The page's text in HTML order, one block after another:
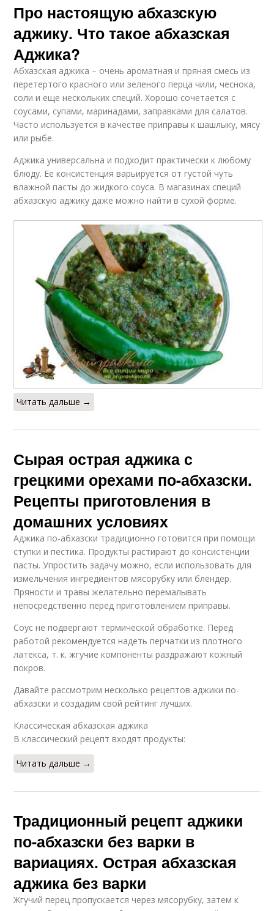
Про настоящую абхазскую
аджику. Что такое абхазская
Аджика?
Абхазская аджика – очень ароматная и пряная смесь из
перетертого красного или зеленого перца чили, чеснока,
соли и еще нескольких специй. Хорошо сочетается с
соусами, супами, маринадами, заправками для салатов.
Часто используется в качестве приправы к шашлыку, мясу
или рыбе.
Аджика универсальна и подходит практически к любому
блюду. Ее консистенция варьируется от густой чуть
влажной пасты до жидкого соуса. В магазинах специй
абхазскую аджику даже можно найти в сухой форме.
Читать дальше →
Сырая острая аджика с
грецкими орехами по-абхазски.
Рецепты приготовления в
домашних условиях
Аджика по-абхазски традиционно готовится при помощи
ступки и пестика. Продукты растирают до консистенции
пасты. Упростить задачу можно, если использовать для
измельчения ингредиентов мясорубку или блендер.
Пряности и травы желательно перемалывать
непосредственно перед приготовлением приправы.
Соус не подвергают термической обработке. Перед
работой рекомендуется надеть перчатки из плотного
латекса, т. к. жгучие компоненты раздражают кожный
покров.
Давайте рассмотрим несколько рецептов аджики по-
абхазски и создадим свой рейтинг лучших.
Классическая абхазская аджика
В классический рецепт входят продукты:
Читать дальше →
Традиционный рецепт аджики
по-абхазски без варки в
вариациях. Острая абхазская
аджика без варки
Жгучий перец пропускается через мясорубку, затем к